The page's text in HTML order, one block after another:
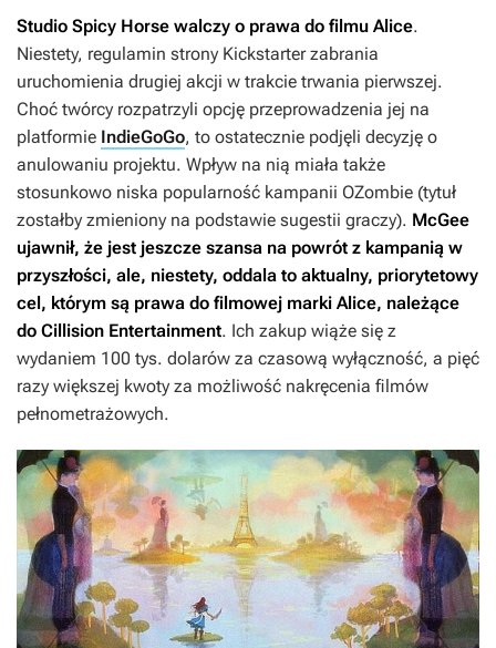
Studio Spicy Horse walczy o prawa do filmu Alice.
Niestety, regulamin strony Kickstarter zabrania
uruchomienia drugiej akcji w trakcie trwania pierwszej.
Choć twórcy rozpatrzyli opcję przeprowadzenia jej na
platformie IndieGoGo, to ostatecznie podjęli decyzję o
anulowaniu projektu. Wpływ na nią miała także
stosunkowo niska popularność kampanii OZombie (tytuł
zostałby zmieniony na podstawie sugestii graczy). McGee
ujawnił, że jest jeszcze szansa na powrót z kampanią w
przyszłości, ale, niestety, oddala to aktualny, priorytetowy
cel, którym są prawa do filmowej marki Alice, należące
do Cillision Entertainment. Ich zakup wiąże się z
wydaniem 100 tys. dolarów za czasową wyłączność, a pięć
razy większej kwoty za możliwość nakręcenia filmów
pełnometrażowych.